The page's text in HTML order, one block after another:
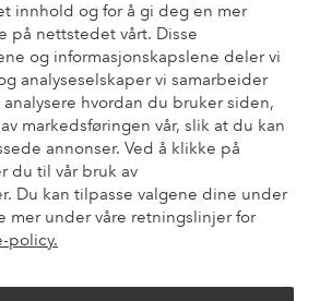
innhold og for å gi deg en mer
på nettstedet vårt. Disse
og informasjonskapslene deler vi
analyseselskaper vi samarbeider
hvordan du bruker siden,
markedsføringen vår, slik at du kan
annonser. Ved å klikke på
du til vår bruk av
Du kan tilpasse valgene dine under
mer under våre retningslinjer for
policy.
- Betal direkte eller del opp
om våre betalingsalternativer?
elpy